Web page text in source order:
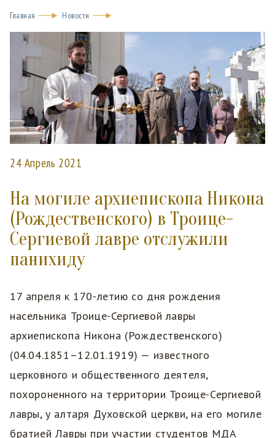
Главная Новости
24 Апрель 2021
На могиле архиепископа Никона
(Рождественского) в Троице-
Сергиевой лавре отслужили
панихиду
17 апреля к 170-летию со дня рождения
насельника Троице-Сергиевой лавры
архиепископа Никона (Рождественского)
(04.04.1851–12.01.1919) — известного
церковного и общественного деятеля,
похороненного на территории Троице-Сергиевой
лавры, у алтаря Духовской церкви, на его могиле
братией Лавры при участии студентов МДА